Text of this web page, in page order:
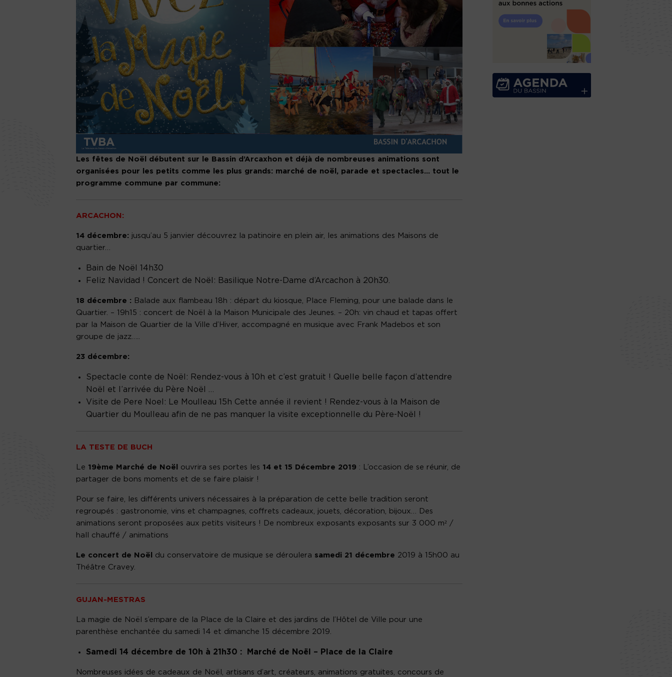
Les fêtes de Noël débutent sur le Bassin d’Arcaxhon et déjà de nombreuses animations sont
organisées pour les petits comme les plus grands: marché de noël, parade et spectacles… tout le
programme commune par commune:
ARCACHON:
14 décembre: jusqu’au 5 janvier d écouvrez la patinoire en plein air, les animations des Maisons de
quartier…
Bain de Noël 14h30
Feliz Navidad ! Concert de Noël: Basilique Notre-Dame d’Arcachon à 20h30.
18 décembre : Balade aux flambeau 18h : départ du kiosque, Place Fleming, pour une balade dans le
Quartier. – 19h15 : concert de Noël à la Maison Municipale des Jeunes. – 20h: vin chaud et tapas offert
par la Maison de Quartier de la Ville d’Hiver, accompagné en musique avec Frank Madebos et son
groupe de jazz…..
23 décembre:
Spectacle conte de Noël: Rendez-vous à 10h et c’est gratuit ! Quelle belle façon d’attendre
Noël et l’arrivée du Père Noël …
Visite de Pere Noel: Le Moulleau 15h Cette année il revient ! Rendez-vous à la Maison de
Quartier du Moulleau afin de ne pas manquer la visite exceptionnelle du Père-Noël !
LA TESTE DE BUCH
Le 19ème Marché de Noël ouvrira ses portes les 14 et 15 Décembre 2019 : L’occasion de se réunir, de
partager de bons moments et de se faire plaisir !
Pour se faire, les différents univers nécessaires à la préparation de cette belle tradition seront
regroupés : gastronomie, vins et champagnes, coffrets cadeaux, jouets, décoration, bijoux… Des
animations seront proposées aux petits visiteurs ! De nombreux exposants exposants sur 3 000 m² /
hall chauffé / animations
Le concert de Noël du conservatoire de musique se déroulera samedi 21 décembre 2019 à 15h00 au
Théâtre Cravey.
GUJAN-MESTRAS
La magie de Noël s’empare de la Place de la Claire et des jardins de l’Hôtel de Ville pour une
parenthèse enchantée du samedi 14 et dimanche 15 décembre 2019.
Samedi 14 décembre de 10h à 21h30 : Marché de Noël – Place de la Claire
Nombreuses idées de cadeaux de Noël, artisans d’art, créateurs, animations gratuites, concours de